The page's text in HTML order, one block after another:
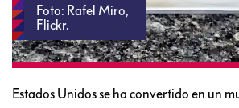
Foto: Rafel Miro,
Flickr.
Estados Unidos se ha convertido en un